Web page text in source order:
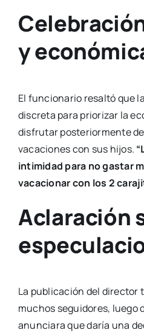
y
El funcionario resaltó que
discreta para priorizar la
disfrutar posteriormente
vacaciones con sus hijos.
intimidad para no gastar
vacacionar con los 2
Aclaración
La publicación del director
muchos seguidores, luego
anunciara que daría una